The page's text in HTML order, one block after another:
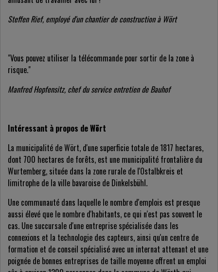
Steffen Rief, employé d'un chantier de construction à Wört
"Vous pouvez utiliser la télécommande pour sortir de la zone à
risque."
Manfred Hopfensitz, chef du service entretien de Bauhof
Intéressant à propos de Wört
La municipalité de Wört, d'une superficie totale de 1817 hectares,
dont 700 hectares de forêts, est une municipalité frontalière du
Wurtemberg, située dans la zone rurale de l'Ostalbkreis et
limitrophe de la ville bavaroise de Dinkelsbühl.
Une communauté dans laquelle le nombre d'emplois est presque
aussi élevé que le nombre d'habitants, ce qui n'est pas souvent le
cas. Une succursale d'une entreprise spécialisée dans les
connexions et la technologie des capteurs, ainsi qu'un centre de
formation et de conseil spécialisé avec un internat attenant et une
poignée de bonnes entreprises de taille moyenne offrent un emploi